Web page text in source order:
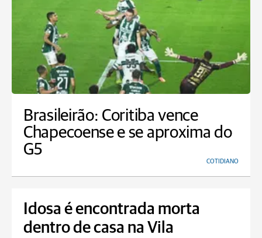
Brasileirão: Coritiba vence
Chapecoense e se aproxima do
G5
COTIDIANO
Idosa é encontrada morta
dentro de casa na Vila